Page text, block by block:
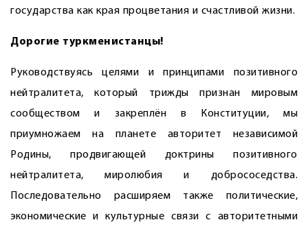
государства как края процветания и счастливой жизни.
Дорогие туркменистанцы!
Руководствуясь целями и принципами позитивного
нейтралитета, который трижды признан мировым
сообществом и закреплён в Конституции, мы
приумножаем на планете авторитет независимой
Родины, продвигающей доктрины позитивного
нейтралитета, миролюбия и добрососедства.
Последовательно расширяем также политические,
экономические и культурные связи с авторитетными